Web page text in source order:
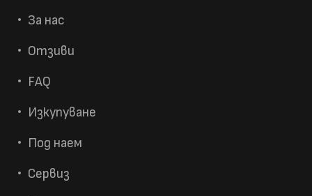
За нас
Отзиви
FAQ
Изкупуване
Под наем
Сервиз